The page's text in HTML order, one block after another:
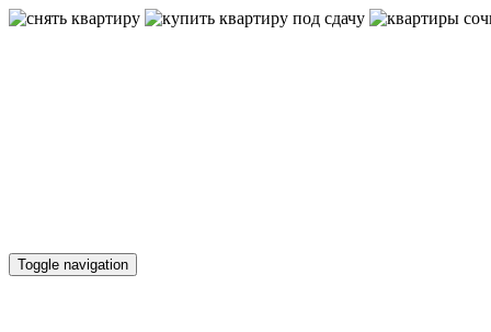
Toggle navigation